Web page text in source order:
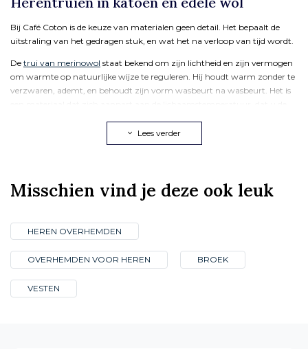
Bij Café Coton is de keuze van materialen geen detail. Het bepaalt de
uitstraling van het gedragen stuk, en wat het na verloop van tijd wordt.
De trui van merinowol staat bekend om zijn lichtheid en zijn vermogen
om warmte op natuurlijke wijze te reguleren. Hij houdt warm zonder te
verzwaren, ademt, en behoudt zijn vorm wasbeurt na wasbeurt. Het is
lamswollen trui behoudt zijn structuur en uiterlijk, seizoen na seizoen.
De herentrui in katoen is bij uitstek het tussenseizoensstuk. Lichter,
Deze erfenis in de keuze van materialen is die van een huis gevormd in
textiele striktheid. Bij Café Coton geldt dezelfde aandacht die aan het
overhemd wordt besteed, ook voor de trui: in de snit, de afwerkingen en
de duurzaamheid van de stukken.
Lees verder
Misschien vind je deze ook leuk
HEREN OVERHEMDEN
OVERHEMDEN VOOR HEREN BROEK
VESTEN